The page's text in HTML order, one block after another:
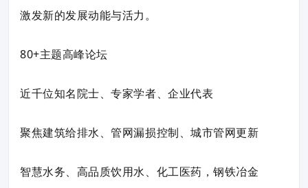
激发新的发展动能与活力。
80+主题高峰论坛
近千位知名院士、专家学者、企业代表
聚焦建筑给排水、管网漏损控制、城市管网更新
智慧水务、高品质饮用水、化工医药，钢铁冶金